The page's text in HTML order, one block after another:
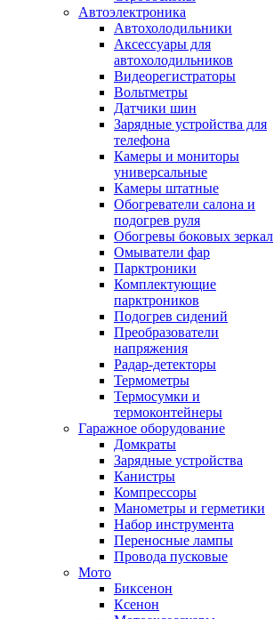
Автоэлектроника
Автохолодильники
Аксессуары для
автохолодильников
Видеорегистраторы
Вольтметры
Датчики шин
Зарядные устройства для
телефона
Камеры и мониторы
универсальные
Камеры штатные
Обогреватели салона и
подогрев руля
Обогревы боковых зеркал
Омыватели фар
Парктроники
Комплектующие
парктроников
Подогрев сидений
Преобразователи
напряжения
Радар-детекторы
Термометры
Термосумки и
термоконтейнеры
Гаражное оборудование
Домкраты
Зарядные устройства
Канистры
Компрессоры
Манометры и герметики
Набор инструмента
Переносные лампы
Провода пусковые
Мото
Биксенон
Ксенон